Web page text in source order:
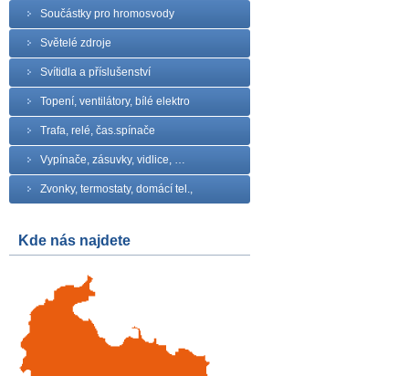
Součástky pro hromosvody
Světelé zdroje
Svítidla a příslušenství
Topení, ventilátory, bílé elektro
Trafa, relé, čas.spínače
Vypínače, zásuvky, vidlice, …
Zvonky, termostaty, domácí tel.,
Kde nás najdete